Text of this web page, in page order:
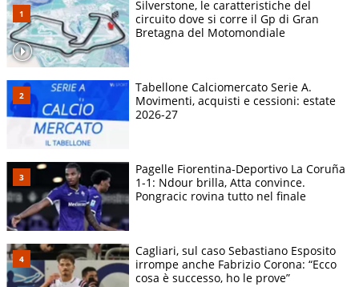
Silverstone, le caratteristiche del
circuito dove si corre il Gp di Gran
Bretagna del Motomondiale
Tabellone Calciomercato Serie A.
Movimenti, acquisti e cessioni: estate
2026-27
Pagelle Fiorentina-Deportivo La Coruña
1-1: Ndour brilla, Atta convince.
Pongracic rovina tutto nel finale
Cagliari, sul caso Sebastiano Esposito
irrompe anche Fabrizio Corona: “Ecco
cosa è successo, ho le prove”